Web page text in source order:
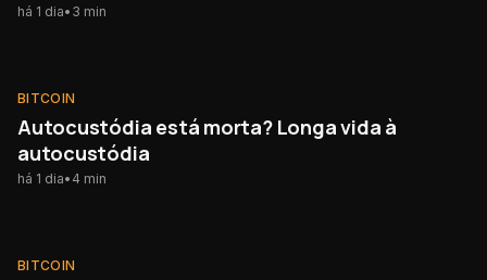
há 1 dia• 3 min
BITCOIN
BITCOIN
Autocustódia está morta? Longa vida à
autocustódia
há 1 dia• 4 min
BITCOIN
BITCOIN